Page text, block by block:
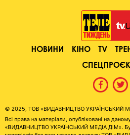
НОВИНИ КІНО TV
© 2025, ТОВ «ВИДАВНИЦТВО УКРАЇНСЬКИЙ
Всі права на матеріали, опубліковані на
«ВИДАВНИЦТВО УКРАЇНСЬКИЙ МЕДІА ДІМ».